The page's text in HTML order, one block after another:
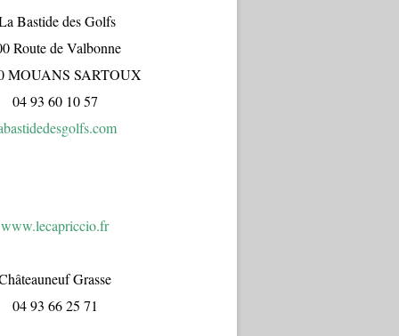
Bastide des Golfs
Route de Valbonne
MOUANS SARTOUX
04 93 60 10 57
www.lecapriccio.fr
Grasse
04 93 66 25 71